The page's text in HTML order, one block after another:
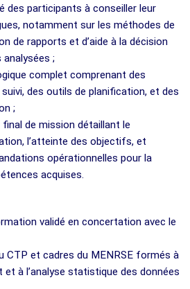
participants à conseiller leur
notamment sur les méthodes de
de rapports et d’aide à la décision
;
complet comprenant des
des outils de planification, et des
;
de mission détaillant le
l’atteinte des objectifs, et
opérationnelles pour la
acquises.
validé en concertation avec le
et cadres du MENRSE formés à
à l’analyse statistique des données